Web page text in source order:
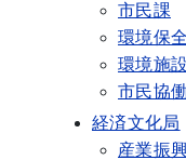
市民課
環境保
環境施
市民協
経済文化局
産業振